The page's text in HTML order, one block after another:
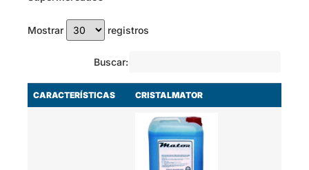
Mostrar registros
Buscar:
CARACTERÍSTICAS CRISTALMATOR